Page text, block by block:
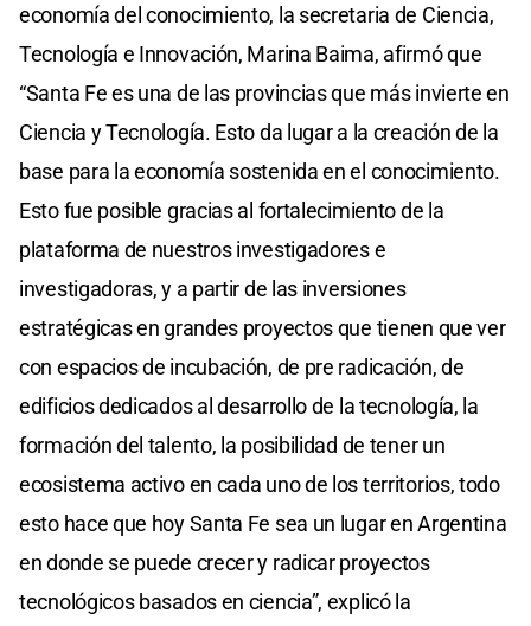
economía del conocimiento, la secretaria de Ciencia,
Tecnología e Innovación, Marina Baima, afirmó que
“Santa Fe es una de las provincias que más invierte en
Ciencia y Tecnología. Esto da lugar a la creación de la
base para la economía sostenida en el conocimiento.
Esto fue posible gracias al fortalecimiento de la
plataforma de nuestros investigadores e
investigadoras, y a partir de las inversiones
estratégicas en grandes proyectos que tienen que ver
con espacios de incubación, de pre radicación, de
edificios dedicados al desarrollo de la tecnología, la
formación del talento, la posibilidad de tener un
ecosistema activo en cada uno de los territorios, todo
esto hace que hoy Santa Fe sea un lugar en Argentina
en donde se puede crecer y radicar proyectos
tecnológicos basados en ciencia”, explicó la